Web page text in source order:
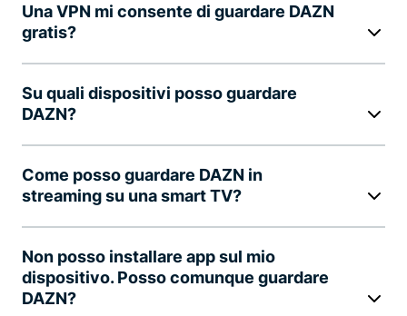
Una VPN mi consente di guardare DAZN
gratis?
Su quali dispositivi posso guardare
DAZN?
Come posso guardare DAZN in
streaming su una smart TV?
Non posso installare app sul mio
dispositivo. Posso comunque guardare
DAZN?